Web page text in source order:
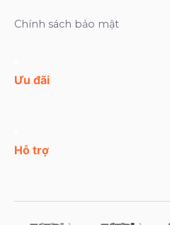
Chính sách bảo mật
Ưu đãi
Hỗ trợ